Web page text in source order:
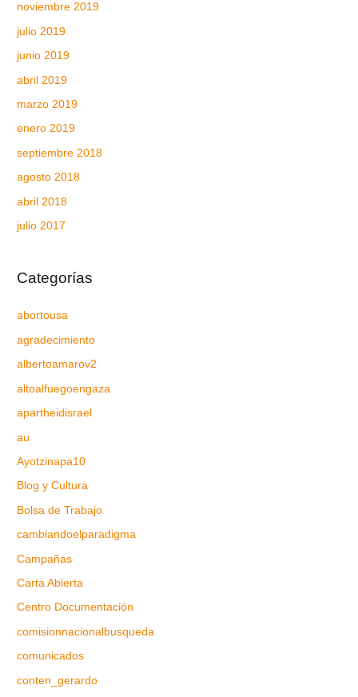
noviembre 2019
julio 2019
junio 2019
abril 2019
marzo 2019
enero 2019
septiembre 2018
agosto 2018
abril 2018
julio 2017
Categorías
abortousa
agradecimiento
albertoamarov2
altoalfuegoengaza
apartheidisrael
au
Ayotzinapa10
Blog y Cultura
Bolsa de Trabajo
cambiandoelparadigma
Campañas
Carta Abierta
Centro Documentación
comisionnacionalbusqueda
comunicados
conten_gerardo